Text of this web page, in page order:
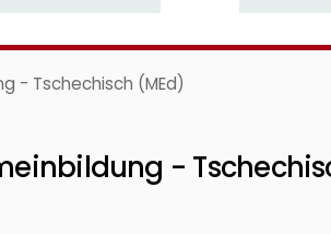
- Tschechisch (MEd)
-